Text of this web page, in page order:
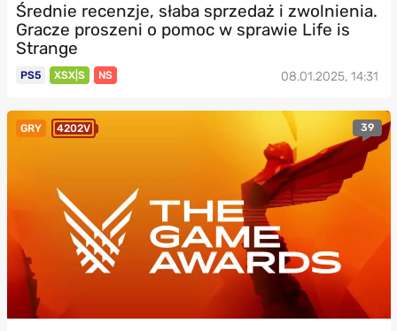
Średnie recenzje, słaba sprzedaż i zwolnienia.
Gracze proszeni o pomoc w sprawie Life is
Strange
PS5 XSX|S NS 08.01.2025, 14:31
GRY 4202V 39